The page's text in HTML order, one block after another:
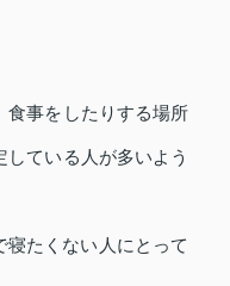
食事をしたりする場所
ている人が多いよう
たくない人にとって